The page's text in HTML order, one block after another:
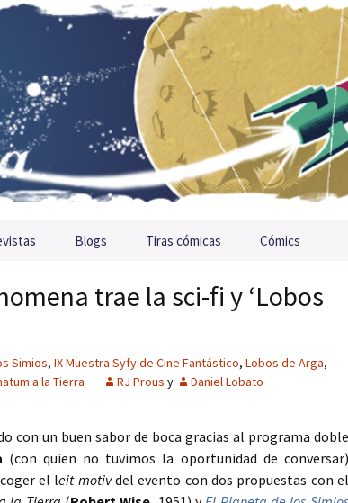
Blogs Tiras cómicas Cómics
trae la sci-fi y ‘Lobos
Simios, IX Muestra Syfy de Cine Fantástico, Lobos de Arga,
a la Tierra RJ Prous y Daniel Lobato
con un buen sabor de boca gracias al programa doble
(con quien no tuvimos la oportunidad de conversar)
el leit motivdel evento con dos propuestas con el